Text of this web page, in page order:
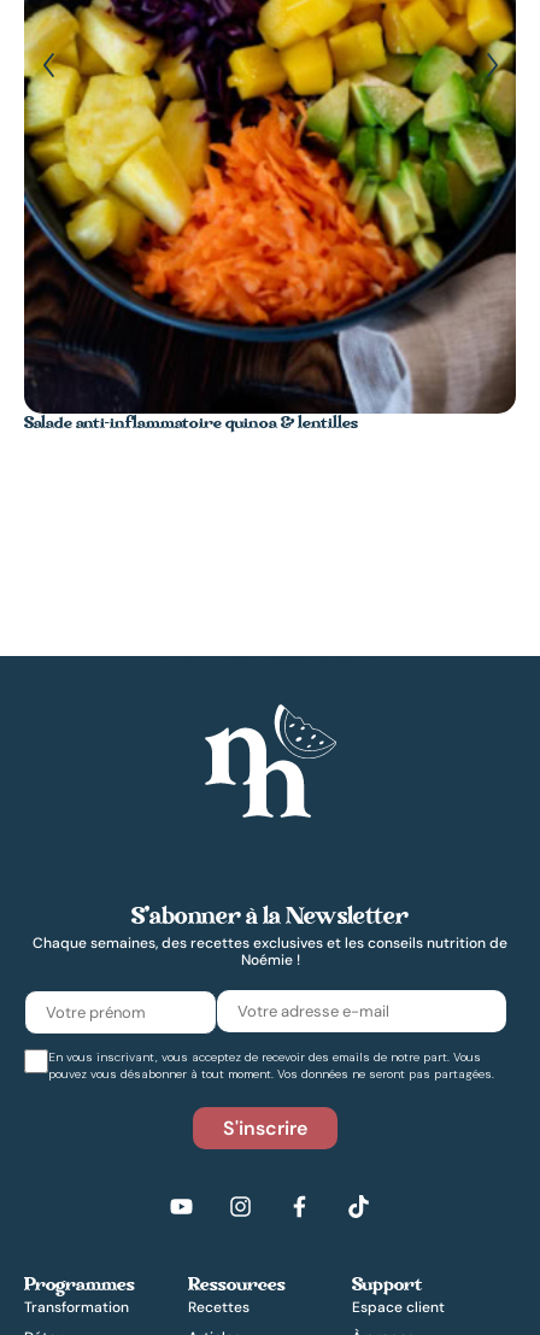
Salade anti-inflammatoire quinoa & lentilles
S’abonner à la Newsletter
Chaque semaines, des recettes exclusives et les conseils nutrition de
Noémie !
En vous inscrivant, vous acceptez de recevoir des emails de notre part. Vous
pouvez vous désabonner à tout moment. Vos données ne seront pas partagées.
Programmes
Transformation
Ressources
Recettes
Support
Espace client